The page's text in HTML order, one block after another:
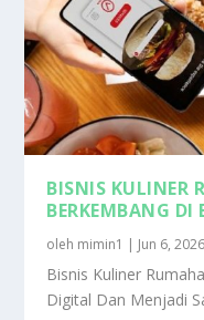
BISNIS KULINER
BERKEMBANG DI
oleh mimin1 | Jun 6, 2026
Bisnis Kuliner
Digital Dan Menjadi